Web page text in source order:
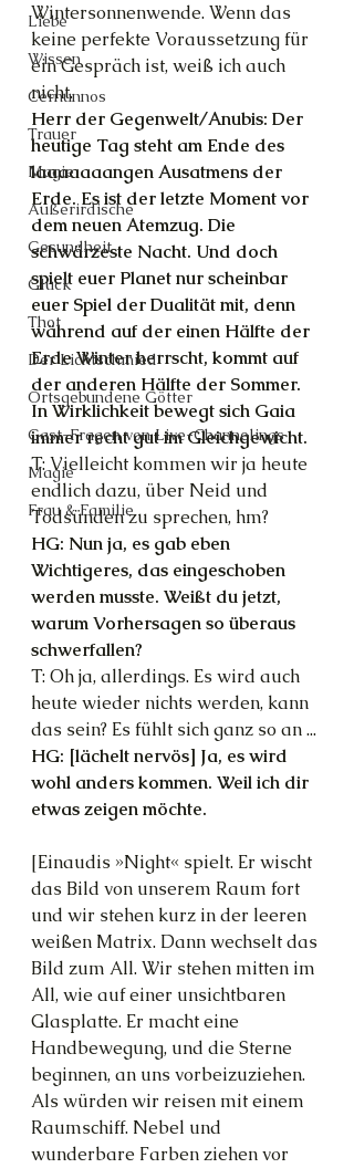
Liebe
Wissen
Cernunnos
Trauer
Magie
Außerirdische
Gesundheit
Glück
Thot
Der Lichtschmied
Ortsgebundene Götter
Gast-Fragen von Live-Channelings
Magie
Frau & Familie
Wintersonnenwende. Wenn das
keine perfekte Voraussetzung für
ein Gespräch ist, weiß ich auch
nicht.
Herr der Gegenwelt/Anubis: Der
heutige Tag steht am Ende des
laaaaaaangen Ausatmens der
Erde. Es ist der letzte Moment vor
dem neuen Atemzug. Die
schwärzeste Nacht. Und doch
spielt euer Planet nur scheinbar
euer Spiel der Dualität mit, denn
während auf der einen Hälfte der
Erde Winter herrscht, kommt auf
der anderen Hälfte der Sommer.
In Wirklichkeit bewegt sich Gaia
immer recht gut im Gleichgewicht.
T: Vielleicht kommen wir ja heute
endlich dazu, über Neid und
Todsünden zu sprechen, hm?
HG: Nun ja, es gab eben
Wichtigeres, das eingeschoben
werden musste. Weißt du jetzt,
warum Vorhersagen so überaus
schwerfallen?
T: Oh ja, allerdings. Es wird auch
heute wieder nichts werden, kann
das sein? Es fühlt sich ganz so an ...
HG: [lächelt nervös] Ja, es wird
wohl anders kommen. Weil ich dir
etwas zeigen möchte.
[Einaudis »Night« spielt. Er wischt
das Bild von unserem Raum fort
und wir stehen kurz in der leeren
weißen Matrix. Dann wechselt das
Bild zum All. Wir stehen mitten im
All, wie auf einer unsichtbaren
Glasplatte. Er macht eine
Handbewegung, und die Sterne
beginnen, an uns vorbeizuziehen.
Als würden wir reisen mit einem
Raumschiff. Nebel und
wunderbare Farben ziehen vor